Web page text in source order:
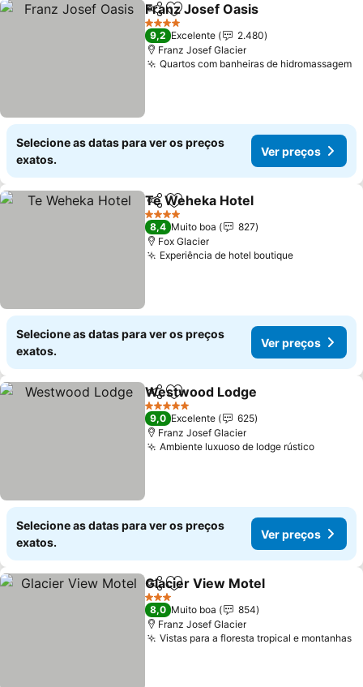
PartilharAdicionar aos favoritos
Franz Josef Oasis
4 Estrelas
9,2 Excelente
2.480
Franz Josef Glacier
Quartos com banheiras de hidromassagem
Selecione as datas para ver os preços
exatos.
Ver preços
PartilharAdicionar aos favoritos
Te Weheka Hotel
4 Estrelas
8,4 Muito boa
827
Fox Glacier
Experiência de hotel boutique
Selecione as datas para ver os preços
exatos.
Ver preços
PartilharAdicionar aos favoritos
Westwood Lodge
5 Estrelas
9,0 Excelente
625
Franz Josef Glacier
Ambiente luxuoso de lodge rústico
Selecione as datas para ver os preços
exatos.
Ver preços
PartilharAdicionar aos favoritos
Glacier View Motel
3 Estrelas
8,0 Muito boa
854
Franz Josef Glacier
Vistas para a floresta tropical e montanhas